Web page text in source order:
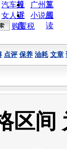
算
算
汽车投
诉
广州车
展
女人宝
典
小说阅
读
购置税
点评 保养 油耗 文章
区间